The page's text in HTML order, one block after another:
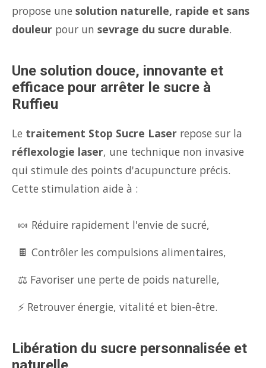
propose une solution naturelle, rapide et sans
douleur pour un sevrage du sucre durable.
Une solution douce, innovante et
efficace pour arrêter le sucre à
Ruffieu
Le traitement Stop Sucre Laser repose sur la
réflexologie laser, une technique non invasive
qui stimule des points d'acupuncture précis.
Cette stimulation aide à :
🍬 Réduire rapidement l'envie de sucré,
🍫 Contrôler les compulsions alimentaires,
⚖️ Favoriser une perte de poids naturelle,
⚡ Retrouver énergie, vitalité et bien-être.
Libération du sucre personnalisée et